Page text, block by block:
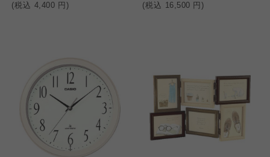
(税込 4,400 円)
(税込 16,500 円)